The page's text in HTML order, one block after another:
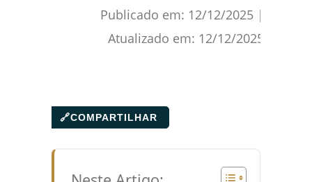
Publicado em: 12/12/2025 |
Atualizado em: 12/12/2025
🔗COMPARTILHAR